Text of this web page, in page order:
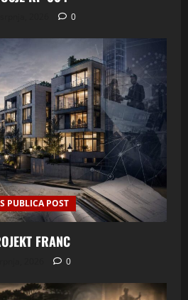
0
PUBLICA POST
FRANC
0